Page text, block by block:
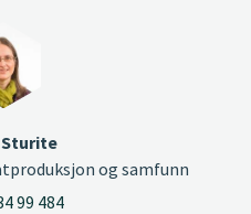
og samfunn
99 484